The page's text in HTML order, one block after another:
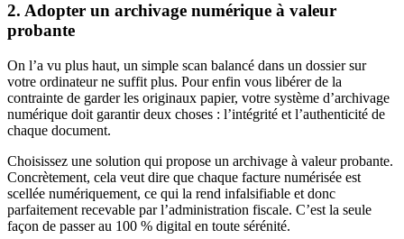
2. Adopter un archivage numérique à valeur
probante
On l’a vu plus haut, un simple scan balancé dans un dossier sur
votre ordinateur ne suffit plus. Pour enfin vous libérer de la
contrainte de garder les originaux papier, votre système d’archivage
numérique doit garantir deux choses : l’intégrité et l’authenticité de
chaque document.
Choisissez une solution qui propose un archivage à valeur probante.
Concrètement, cela veut dire que chaque facture numérisée est
scellée numériquement, ce qui la rend infalsifiable et donc
parfaitement recevable par l’administration fiscale. C’est la seule
façon de passer au 100 % digital en toute sérénité.